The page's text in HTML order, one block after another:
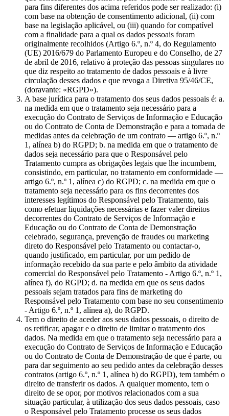
para fins diferentes dos acima referidos pode ser realizado: (i)
com base na obtenção de consentimento adicional, (ii) com
base na legislação aplicável, ou (iii) quando for compatível
com a finalidade para a qual os dados pessoais foram
originalmente recolhidos (Artigo 6.º, n.º 4, do Regulamento
(UE) 2016/679 do Parlamento Europeu e do Conselho, de 27
de abril de 2016, relativo à proteção das pessoas singulares no
que diz respeito ao tratamento de dados pessoais e à livre
circulação desses dados e que revoga a Diretiva 95/46/CE,
(doravante: «RGPD»).
A base jurídica para o tratamento dos seus dados pessoais é: a.
na medida em que o tratamento seja necessário para a
execução do Contrato de Serviços de Informação e Educação
ou do Contrato de Conta de Demonstração e para a tomada de
medidas antes da celebração de um contrato — artigo 6.º, n.º
1, alínea b) do RGPD; b. na medida em que o tratamento de
dados seja necessário para que o Responsável pelo
Tratamento cumpra as obrigações legais que lhe incumbem,
consistindo, em particular, no tratamento em conformidade —
artigo 6.º, n.º 1, alínea c) do RGPD; c. na medida em que o
tratamento seja necessário para os fins decorrentes dos
interesses legítimos do Responsável pelo Tratamento, tais
como efetuar liquidações necessárias e fazer valer direitos
decorrentes do Contrato de Serviços de Informação e
Educação ou do Contrato de Conta de Demonstração
celebrado, segurança, prevenção de fraudes ou marketing
direto do Responsável pelo Tratamento ou contactar-o,
quando justificado, em particular, por um pedido de
informação recebido da sua parte e pelo âmbito da atividade
comercial do Responsável pelo Tratamento - Artigo 6.º, n.º 1,
alínea f), do RGPD; d. na medida em que os seus dados
pessoais sejam tratados para fins de marketing do
Responsável pelo Tratamento com base no seu consentimento
- Artigo 6.º, n.º 1, alínea a), do RGPD.
Tem o direito de aceder aos seus dados pessoais, o direito de
os retificar, apagar e o direito de limitar o tratamento dos
dados. Na medida em que o tratamento seja necessário para a
execução do Contrato de Serviços de Informação e Educação
ou do Contrato de Conta de Demonstração de que é parte, ou
para dar seguimento ao seu pedido antes da celebração desses
contratos (artigo 6.º, n.º 1, alínea b) do RGPD), tem também o
direito de transferir os dados. A qualquer momento, tem o
direito de se opor, por motivos relacionados com a sua
situação particular, à utilização dos seus dados pessoais, caso
o Responsável pelo Tratamento processe os seus dados